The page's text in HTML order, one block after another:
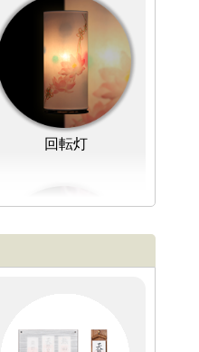
回転灯
贈るセット